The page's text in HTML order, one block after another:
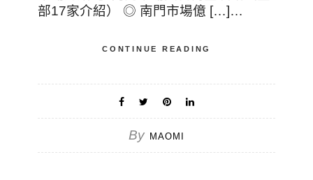
部17家介紹） ◎ 南門市場億 […]…
CONTINUE READING
By MAOMI